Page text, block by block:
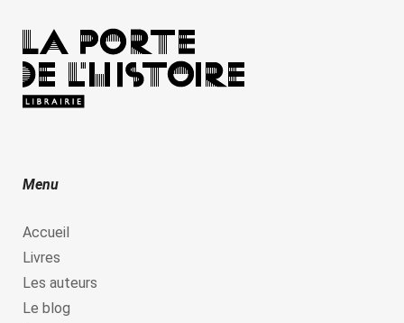
Menu
Accueil
Livres
Les auteurs
Le blog